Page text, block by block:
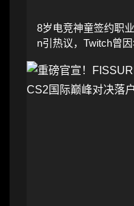
8岁电竞神童签约职
n引热议，Twitch曾